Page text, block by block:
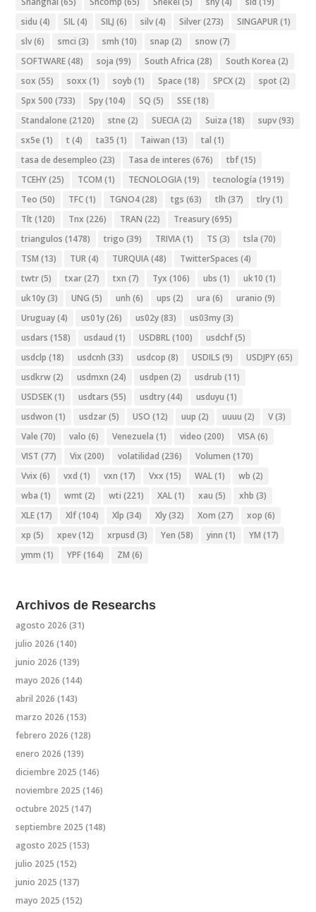
sidu (4) SIL(4) SILJ (6) silv(4) Silver(273) SINGAPUR(1)
slv(6) smci (3) smh (10) snap (2) snow(7)
SOFTWARE(48) soja (99) South Africa (28) South Korea (2)
sox (55) soxx (1) soyb (1) Space (18) SPCX(2) spot (2)
Spx 500 (733) Spy(104) SQ (5) SSE(18)
Standalone (2120) stne (2) SUECIA(2) Suiza (18) supv(93)
sx5e (1) t (4) ta35 (1) Taiwan (13) tal (1)
tasa de desempleo (23) Tasa de interes (676) tbf(15)
TCEHY(25) TCOM (1) TECNOLOGIA(19) tecnología (1919)
Teo (50) TFC(1) TGNO4(28) tgs (63) tlh (37) tlry(1)
Tlt (120) Tnx (226) TRAN (22) Treasury(695)
triangulos (1478) trigo (39) TRIVIA(1) TS (3) tsla (70)
TSM (13) TUR(4) TURQUIA(48) TwitterSpaces (4)
twtr(5) txar(27) txn (7) Tyx (106) ubs (1) uk10 (1)
uk10y(3) UNG (5) unh (6) ups (2) ura (6) uranio (9)
Uruguay(4) us01y(26) us02y(83) us03my(3)
usdars (158) usdaud (1) USDBRL(100) usdchf(5)
usdclp (18) usdcnh (33) usdcop (8) USDILS (9) USDJPY(65)
usdkrw(2) usdmxn (24) usdpen (2) usdrub (11)
USDSEK(1) usdtars (55) usdtry(44) usduyu (1)
usdwon (1) usdzar(5) USO (12) uup (2) uuuu (2) V(3)
Vale (70) valo (6) Venezuela (1) video (200) VISA(6)
VIST (77) Vix (200) volatilidad (236) Volumen (170)
Vvix (6) vxd (1) vxn (17) Vxx (15) WAL(1) wb (2)
wba (1) wmt (2) wti (221) XAL(1) xau (5) xhb (3)
XLE(17) Xlf(104) Xlp (34) Xly(32) Xom (27) xop (6)
xp (5) xpev(12) xrpusd (3) Yen (58) yinn (1) YM (17)
ymm (1) YPF(164) ZM (6)
Archivos de Researchs
agosto 2026 (31)
julio 2026 (140)
junio 2026 (139)
mayo 2026 (144)
abril 2026 (143)
marzo 2026 (153)
febrero 2026 (128)
enero 2026 (139)
diciembre 2025 (146)
noviembre 2025 (146)
octubre 2025 (147)
septiembre 2025 (148)
agosto 2025 (153)
julio 2025 (152)
junio 2025 (137)
mayo 2025 (152)